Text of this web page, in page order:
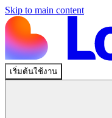
Skip to main content
เริ่มต้นใช้งาน